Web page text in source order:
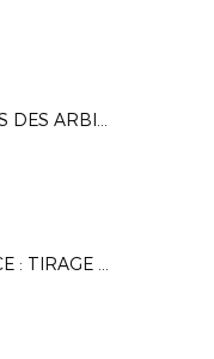
TESTS PHYSIQUES DES ARBITRES À MARIGNANE
COUPE DE FRANCE : TIRAGE DU 4E TOUR